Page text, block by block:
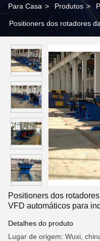
Para Casa > Produtos >
Positioners dos rotadores
Positioners dos
VFD automáticos para
Detalhes do produto
Lugar de origem: Wuxi,